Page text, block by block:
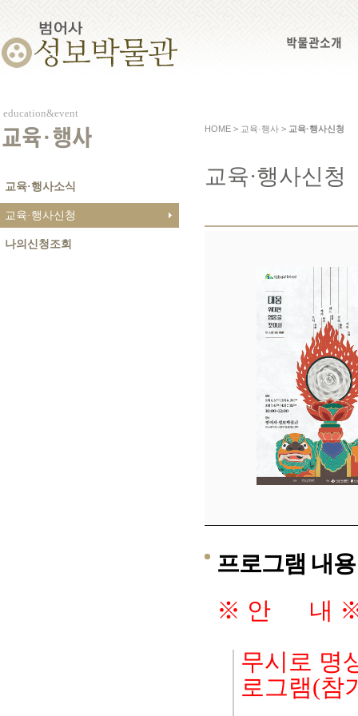
박물관소개
education&event
교육·행사
교육·행사소식
교육·행사신청
나의신청조회
HOME > 교육·행사 > 교육·행사신청
교육·행사신청
프로그램 내용
※ 안 내
무시로 명
로그램(참